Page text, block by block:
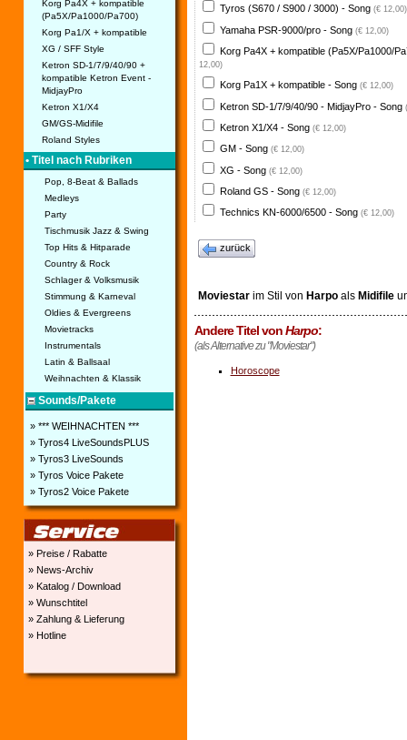
Korg Pa4X + kompatible
(Pa5X/Pa1000/Pa700)
Korg Pa1/X + kompatible
XG / SFF Style
Ketron SD-1/7/9/40/90 +
kompatible Ketron Event -
MidjayPro
Ketron X1/X4
GM/GS-Midifile
Roland Styles
• Titel nach Rubriken
Pop, 8-Beat & Ballads
Medleys
Party
Tischmusik Jazz & Swing
Top Hits & Hitparade
Country & Rock
Schlager & Volksmusik
Stimmung & Karneval
Oldies & Evergreens
Movietracks
Instrumentals
Latin & Ballsaal
Weihnachten & Klassik
Sounds/Pakete
» *** WEIHNACHTEN ***
» Tyros4 LiveSoundsPLUS
» Tyros3 LiveSounds
» Tyros Voice Pakete
» Tyros2 Voice Pakete
» Preise / Rabatte
» News-Archiv
» Katalog / Download
» Wunschtitel
» Zahlung & Lieferung
» Hotline
Tyros (S670 / S900 / 3000) - Song (€ 12,00)
Yamaha PSR-9000/pro - Song (€ 12,00)
Korg Pa4X + kompatible (Pa5X/Pa1000/
12,00)
Korg Pa1X + kompatible - Song (€ 12,00)
Ketron SD-1/7/9/40/90 - MidjayPro - Song
Ketron X1/X4 - Song (€ 12,00)
GM - Song (€ 12,00)
XG - Song (€ 12,00)
Roland GS - Song (€ 12,00)
Technics KN-6000/6500 - Song (€ 12,00)
zurück
Moviestarim Stil von Harpoals Midifile
Andere Titel vonHarpo:
(als Alternative zu "Moviestar")
Horoscope